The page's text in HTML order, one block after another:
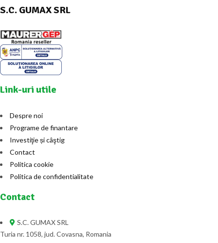
S.C. GUMAX SRL
Link-uri utile
Despre noi
Programe de finantare
Investiţie și câştig
Contact
Politica cookie
Politica de confidentialitate
Contact
S.C. GUMAX SRL
Turia nr. 1058, jud. Covasna, Romania